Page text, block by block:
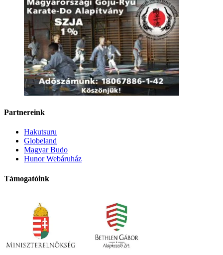
Partnereink
Hakutsuru
Globeland
Magyar Budo
Hunor Webáruház
Támogatóink